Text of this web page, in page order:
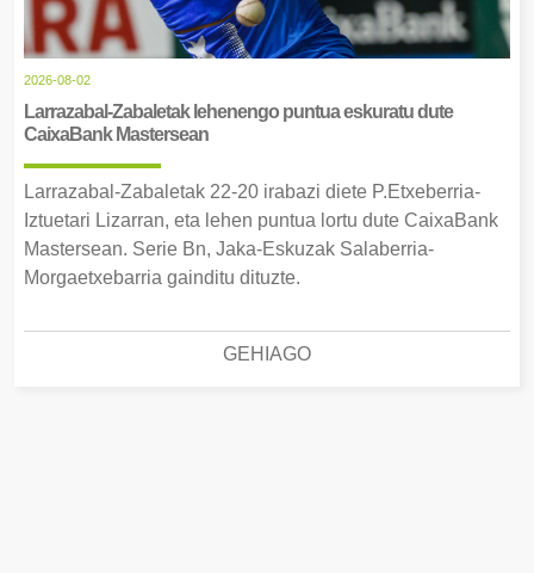
2026-08-02
Larrazabal-Zabaletak lehenengo puntua eskuratu dute
CaixaBank Mastersean
Larrazabal-Zabaletak 22-20 irabazi diete P.Etxeberria-
Iztuetari Lizarran, eta lehen puntua lortu dute CaixaBank
Mastersean. Serie Bn, Jaka-Eskuzak Salaberria-
Morgaetxebarria gainditu dituzte.
GEHIAGO